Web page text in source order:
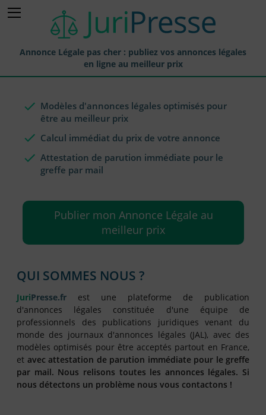
Annonce Légale pas cher : publiez vos annonces légales
en ligne au meilleur prix
Annonces Légales Publiées
Tarif et Prix d'une Annonce Légale
Journaux Habilités (JAL) Annonces Légales
Départements pour la Publication d'Annonces Légales
Liste des Greffes
Le Blog pour les Entreprises
FAQ
Nous Contacter
Compte PRO
Modèles d'annonces légales optimisés pour
être au meilleur prix
Calcul immédiat du prix de votre annonce
Attestation de parution immédiate pour le
greffe par mail
Publier mon Annonce Légale au
meilleur prix
QUI SOMMES NOUS ?
JuriPresse.fr est une plateforme de publication
d'annonces légales constituée d'une équipe de
professionnels des publications juridiques venant du
monde des journaux d'annonces légales (JAL), avec des
modèles optimisés pour être acceptés partout en France,
et avec attestation de parution immédiate pour le greffe
par mail. Nous relisons toutes les annonces légales. Si
nous détectons un problème nous vous contactons !